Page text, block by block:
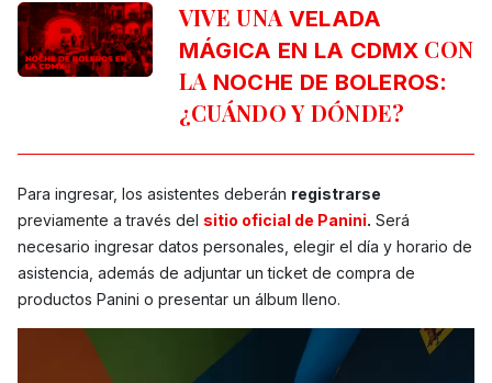
VIVE UNA VELADA
MÁGICA EN LA CDMX CON
LA NOCHE DE BOLEROS:
¿CUÁNDO Y DÓNDE?
Para ingresar, los asistentes deberán registrarse
previamente a través del sitio oficial de Panini. Será
necesario ingresar datos personales, elegir el día y horario de
asistencia, además de adjuntar un ticket de compra de
productos Panini o presentar un álbum lleno.